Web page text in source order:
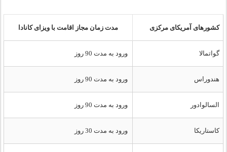
کشورهای آمریکای مرکزی مدت زمان مجاز اقامت با ویزای کانادا
گواتمالا ورود به مدت 90 روز
هندوراس ورود به مدت 90 روز
السالوادور ورود به مدت 90 روز
کاستاریکا ورود به مدت 30 روز